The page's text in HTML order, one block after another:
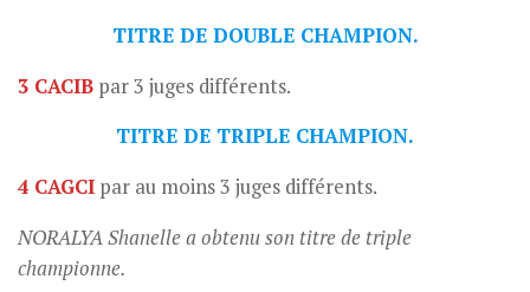
TITRE DE DOUBLE CHAMPION.
3 CACIB par 3 juges différents.
TITRE DE TRIPLE CHAMPION.
4 CAGCI par au moins 3 juges différents.
NORALYA Shanelle a obtenu son titre de triple
championne.